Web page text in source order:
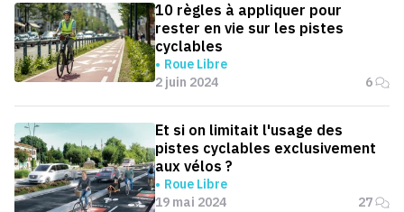
10 règles à appliquer pour
rester en vie sur les pistes
cyclables
Roue Libre
2 juin 2024
6
Et si on limitait l'usage des
pistes cyclables exclusivement
aux vélos ?
Roue Libre
19 mai 2024
27